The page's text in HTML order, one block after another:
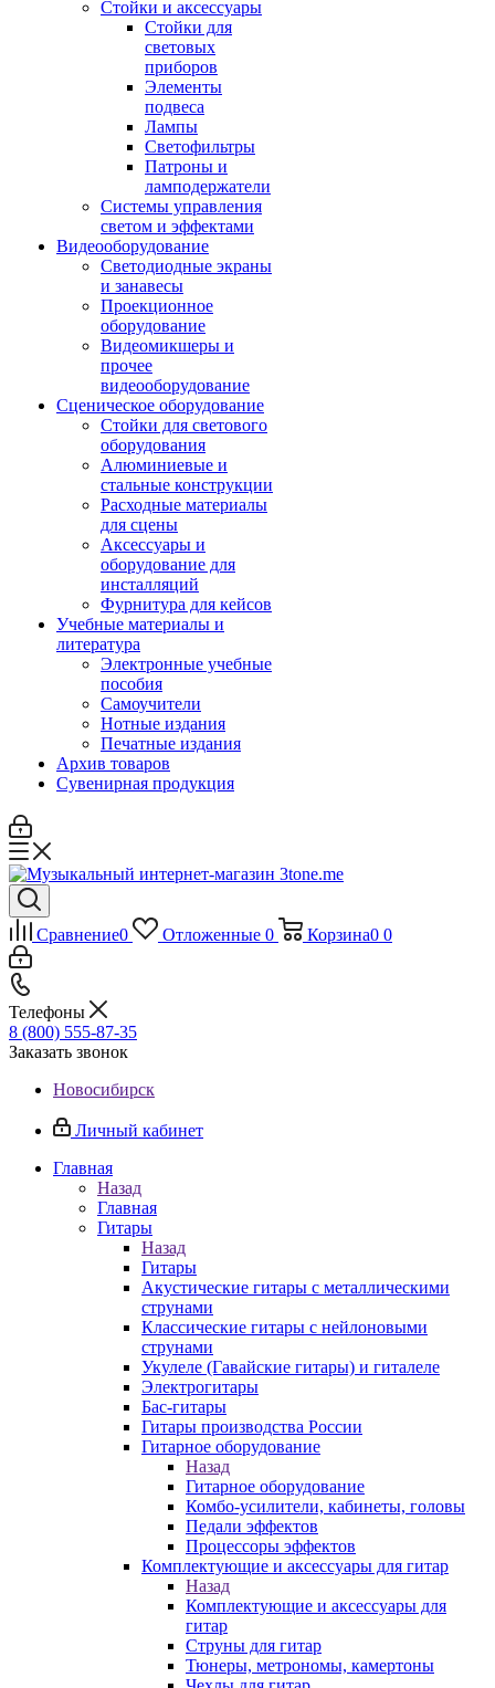
Стойки и аксессуары
Стойки для
световых
приборов
Элементы
подвеса
Лампы
Светофильтры
Патроны и
ламподержатели
Системы управления
светом и эффектами
Видеооборудование
Светодиодные экраны
и занавесы
Проекционное
оборудование
Видеомикшеры и
прочее
видеооборудование
Сценическое оборудование
Стойки для светового
оборудования
Алюминиевые и
стальные конструкции
Расходные материалы
для сцены
Аксессуары и
оборудование для
инсталляций
Фурнитура для кейсов
Учебные материалы и
литература
Электронные учебные
пособия
Самоучители
Нотные издания
Печатные издания
Архив товаров
Сувенирная продукция
Сравнение0 Отложенные 0 Корзина0 0
Телефоны
8 (800) 555-87-35
Заказать звонок
Новосибирск
Личный кабинет
Главная
Назад
Главная
Гитары
Назад
Гитары
Акустические гитары с металлическими
струнами
Классические гитары с нейлоновыми
струнами
Укулеле (Гавайские гитары) и гиталеле
Электрогитары
Бас-гитары
Гитары производства России
Гитарное оборудование
Назад
Гитарное оборудование
Комбо-усилители, кабинеты, головы
Педали эффектов
Процессоры эффектов
Комплектующие и аксессуары для гитар
Назад
Комплектующие и аксессуары для
гитар
Струны для гитар
Тюнеры, метрономы, камертоны